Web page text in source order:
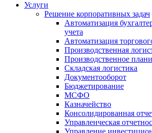
Услуги
Решение корпоративных задач
Автоматизация
учета
Автоматизация
Производственная
Производственное
Складская логистика
Документооборот
Бюджетирование
МСФО
Казначейство
Консолидированная
Управленческая